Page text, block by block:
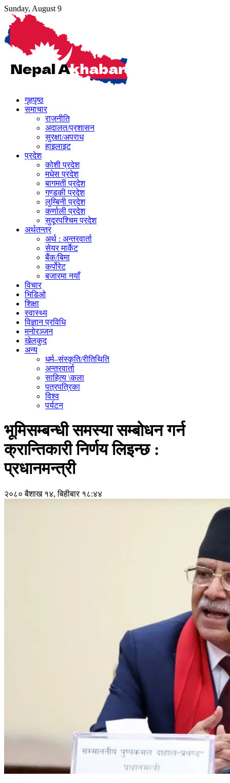
Skip
content
Sunday, August 9
गृहपृष्ठ
समाचार
राजनीति
अदालत/प्रशासन
सुरक्षा/अपराध
हाइलाइट
प्रदेश
कोशी प्रदेश
मधेस प्रदेश
बागमती प्रदेश
गण्डकी प्रदेश
लुम्बिनी प्रदेश
कर्णाली प्रदेश
सुदूरपश्चिम प्रदेश
अर्थतन्त्र
अर्थ : अन्तरवार्ता
सेयर मार्केट
बैंक/बिमा
कर्पोरेट
बजारमा नयाँ
विचार
भिडिओ
शिक्षा
स्वास्थ्य
विज्ञान प्रविधि
मनोरञ्जन
खेलकुद
अन्य
धर्म–संस्कृति/रीतिथिति
अन्तरवार्ता
साहित्य \कला
पत्रपत्रिका
विश्व
पर्यटन
भूमिसम्बन्धी समस्या सम्बोधन गर्न
क्रान्तिकारी निर्णय लिइन्छ :
प्रधानमन्त्री
२०८० बैशाख १४, बिहीबार १८:४४